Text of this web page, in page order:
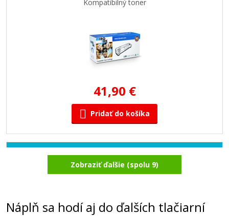
Kompatibilný toner
41,90 €
Pridať do košíka
Ricoh 842082 (841595) (Azúrový)
Zobraziť ďalšie (spolu 9)
Náplň sa hodí aj do ďalších tlačiarní